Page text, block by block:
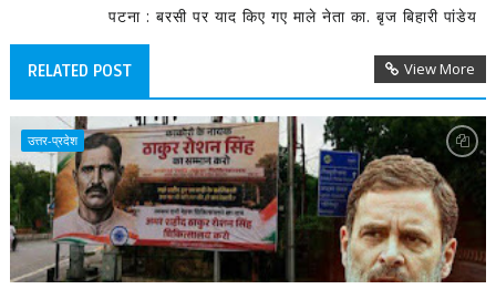
पटना : बरसी पर याद किए गए माले नेता का. बृज बिहारी पांडेय
RELATED POST View More
उत्तर-प्रदेश